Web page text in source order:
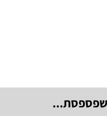
שפספסת...